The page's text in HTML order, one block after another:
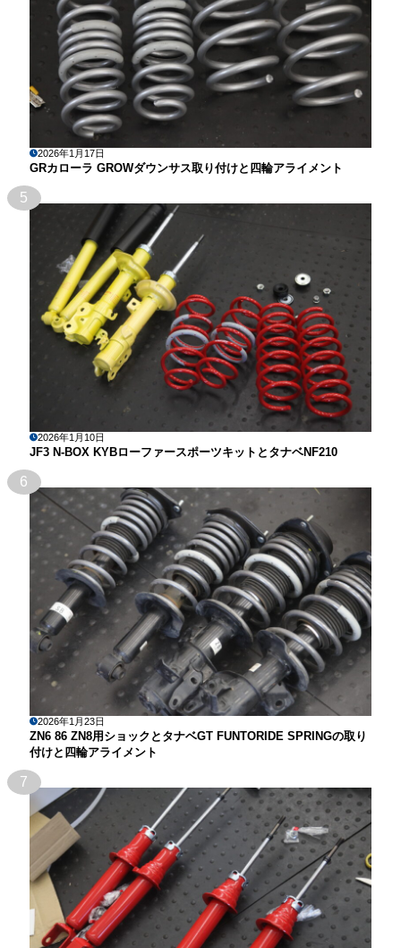
2026年1月17日
GRカローラ GROWダウンサス取り付けと四輪アライメント
5
2026年1月10日
JF3 N-BOX KYBローファースポーツキットとタナベNF210
6
2026年1月23日
ZN6 86 ZN8用ショックとタナベGT FUNTORIDE SPRINGの取り
付けと四輪アライメント
7